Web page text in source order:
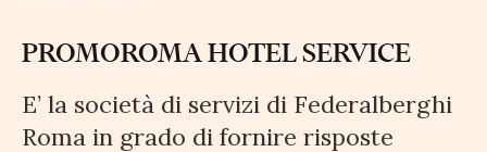
PROMOROMA HOTEL SERVICE
E’ la società di servizi di Federalberghi
Roma in grado di fornire risposte